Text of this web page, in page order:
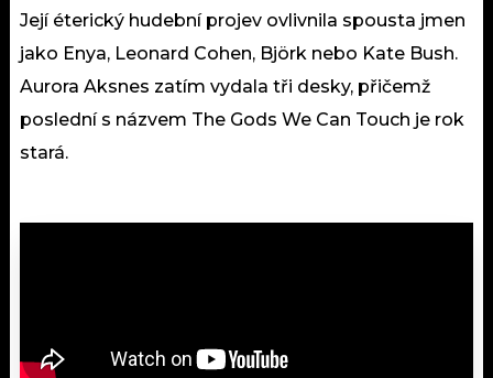
Její éterický hudební projev ovlivnila spousta jmen
jako Enya, Leonard Cohen, Björk nebo Kate Bush.
Aurora Aksnes zatím vydala tři desky, přičemž
poslední s názvem The Gods We Can Touch je rok
stará.